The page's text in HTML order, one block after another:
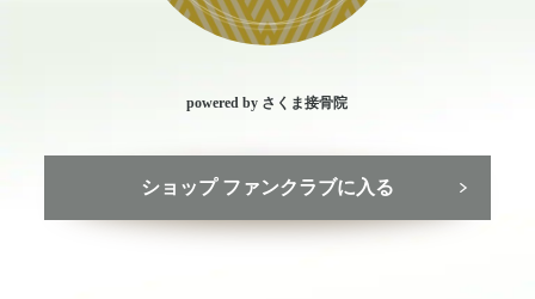
powered by さくま接骨院
ショップ ファンクラブに入る